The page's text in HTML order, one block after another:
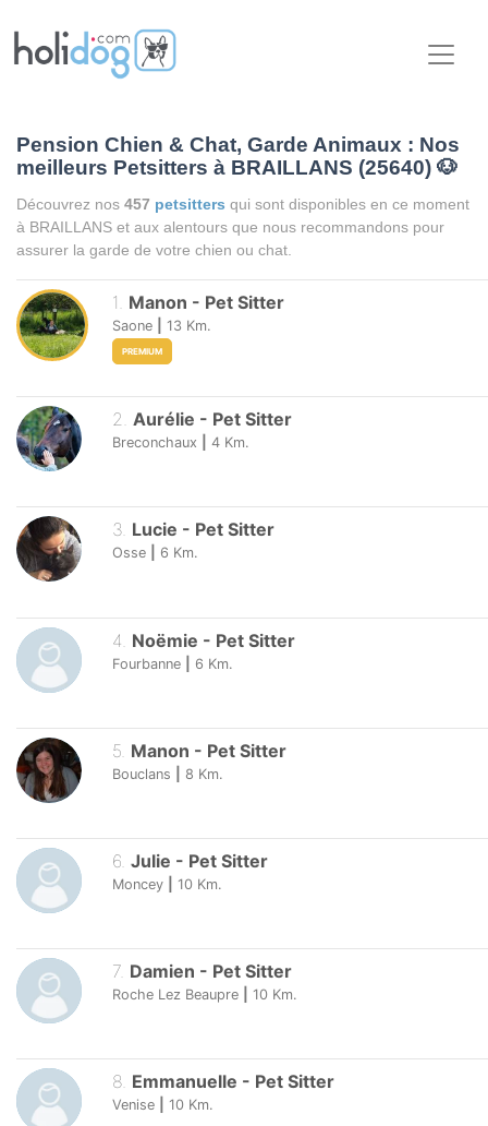
Pension Chien & Chat, Garde Animaux : Nos
meilleurs Petsitters à BRAILLANS (25640) 🐶
Découvrez nos 457 petsitters qui sont disponibles en ce moment
à BRAILLANS et aux alentours que nous recommandons pour
assurer la garde de votre chien ou chat.
1. Manon - Pet Sitter
Saone 13 Km.
PREMIUM
2. Aurélie - Pet Sitter
Breconchaux 4 Km.
3. Lucie - Pet Sitter
Osse 6 Km.
4 Noëmie - Pet Sitter
Fourbanne 6 Km.
5 Manon - Pet Sitter
Bouclans 8 Km.
6. Julie - Pet Sitter
Moncey 10 Km.
7. Damien - Pet Sitter
Roche Lez Beaupre 10 Km.
8. Emmanuelle - Pet Sitter
Venise 10 Km.